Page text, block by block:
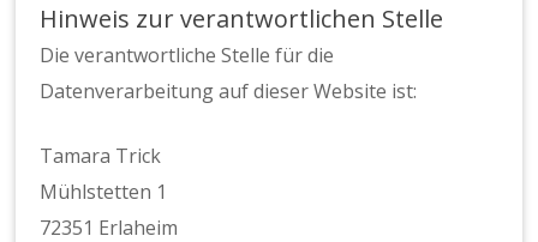
Hinweis zur verantwortlichen Stelle
Die verantwortliche Stelle für die
Datenverarbeitung auf dieser Website ist:
Tamara Trick
Mühlstetten 1
72351 Erlaheim